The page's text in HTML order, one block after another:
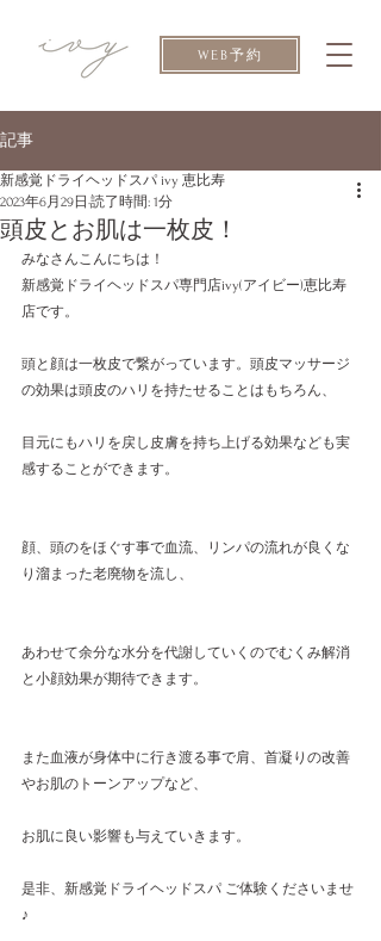
WEB予約
記事
頭皮とお肌は一枚皮！
新感覚ドライヘッドスパ ivy 恵比寿
2023年6月29日 読了時間: 1分
みなさんこんにちは！
新感覚ドライヘッドスパ専門店ivy(アイビー)恵比寿
店です。
頭と顔は一枚皮で繋がっています。頭皮マッサージ
の効果は頭皮のハリを持たせることはもちろん、
目元にもハリを戻し皮膚を持ち上げる効果なども実
感することができます。
顔、頭のをほぐす事で血流、リンパの流れが良くな
り溜まった老廃物を流し、
あわせて余分な水分を代謝していくのでむくみ解消
と小顔効果が期待できます。
また血液が身体中に行き渡る事で肩、首凝りの改善
やお肌のトーンアップなど、
お肌に良い影響も与えていきます。
是非、新感覚ドライヘッドスパ ご体験くださいませ
♪